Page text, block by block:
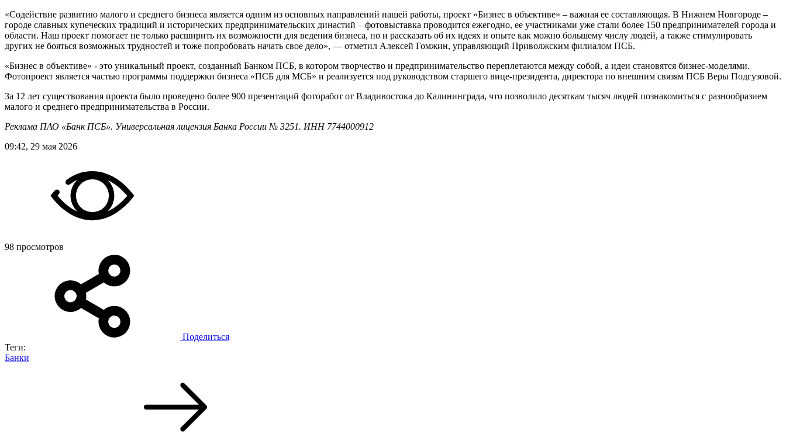
«Содействие развитию малого и среднего бизнеса является одним из основных направлений нашей работы, проект «Бизнес в объективе» – важная ее составляющая. В Нижнем Новгороде –
городе славных купеческих традиций и исторических предпринимательских династий – фотовыставка проводится ежегодно, ее участниками уже стали более 150 предпринимателей города и
области. Наш проект помогает не только расширить их возможности для ведения бизнеса, но и рассказать об их идеях и опыте как можно большему числу людей, а также стимулировать
других не бояться возможных трудностей и тоже попробовать начать свое дело», — отметил Алексей Гомжин, управляющий Приволжским филиалом ПСБ.
«Бизнес в объективе» - это уникальный проект, созданный Банком ПСБ, в котором творчество и предпринимательство переплетаются между собой, а идеи становятся бизнес-моделями.
Фотопроект является частью программы поддержки бизнеса «ПСБ для МСБ» и реализуется под руководством старшего вице-президента, директора по внешним связям ПСБ Веры Подгузовой.
За 12 лет существования проекта было проведено более 900 презентаций фоторабот от Владивостока до Калининграда, что позволило десяткам тысяч людей познакомиться с разнообразием
малого и среднего предпринимательства в России.
Реклама ПАО «Банк ПСБ». Универсальная лицензия Банка России № 3251. ИНН 7744000912
09:42, 29 мая 2026
98 просмотров
Поделиться
Теги:
Банки